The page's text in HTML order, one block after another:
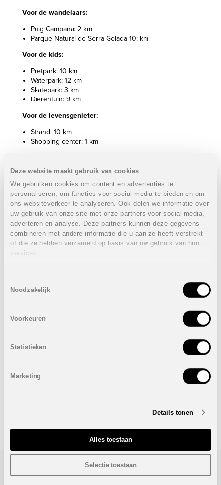
Deze website maakt gebruik van cookies
We gebruiken cookies om content en advertenties te
personaliseren, om functies voor social media te bieden en om
ons websiteverkeer te analyseren. Ook delen we informatie over
uw gebruik van onze site met onze partners voor social media,
adverteren en analyse. Deze partners kunnen deze gegevens
combineren met andere informatie die u aan ze heeft verstrekt
of die ze hebben verzameld op basis van uw gebruik van hun
services.
Noodzakelijk
Voorkeuren
Statistieken
Marketing
Details tonen
Alles toestaan
Selectie toestaan
Voor de wandelaars:
Puig Campana: 2 km
Parque Natural de Serra Gelada 10: km
Voor de kids:
Pretpark: 10 km
Waterpark: 12 km
Skatepark: 3 km
Dierentuin: 9 km
Voor de levensgenieter:
Strand: 10 km
Shopping center: 1 km
La Nucia: 5 km
Bendorm: 8 km
Finestrat: 13 km
Altea: 13 km
Eigenschappen villa's:
3 Slaapkamers
2 Badkamers
1 Apart gastentoilet
Bar / Lounge zwembad
Optioneel kan er nog een dakterras voorzien worden
Opties:
Verlichtingspakket:
Elektrische toestellen:
Onder voorbehoud van eventuele prijswijzigingen.
Bezoek/infoaanvraag